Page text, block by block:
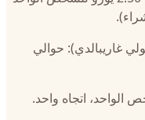
غاريبالدي): حوالي